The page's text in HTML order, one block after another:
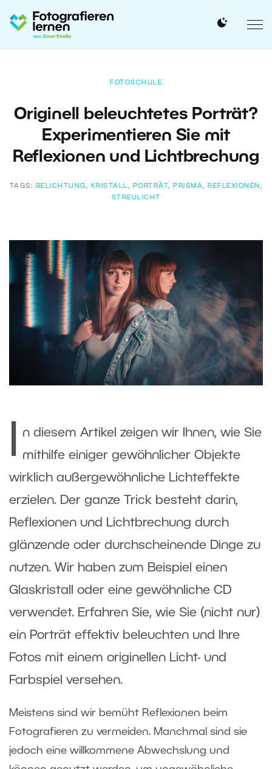
FOTOSCHULE
Originell beleuchtetes Porträt?
Experimentieren Sie mit
Reflexionen und Lichtbrechung
TAGS: BELICHTUNG , KRISTALL , PORTRÄT, PRISMA, REFLEXIONEN ,
STREULICHT
n diesem Artikel zeigen wir Ihnen, wie Sie
mithilfe einiger gewöhnlicher Objekte
wirklich außergewöhnliche Lichteffekte
erzielen. Der ganze Trick besteht darin,
Reflexionen und Lichtbrechung durch
glänzende oder durchscheinende Dinge zu
nutzen. Wir haben zum Beispiel einen
Glaskristall oder eine gewöhnliche CD
verwendet. Erfahren Sie, wie Sie (nicht nur)
ein Porträt effektiv beleuchten und Ihre
Fotos mit einem originellen Licht- und
Farbspiel versehen.
Meistens sind wir bemüht Reflexionen beim
Fotografieren zu vermeiden. Manchmal sind sie
jedoch eine willkommene Abwechslung und